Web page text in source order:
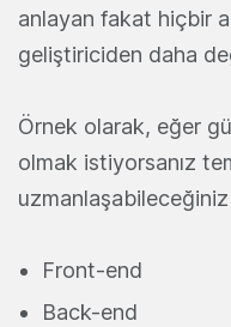
anlayan fakat hiçbir
geliştiriciden daha
Örnek olarak, eğer
olmak istiyorsanız
Front-end
Back-end